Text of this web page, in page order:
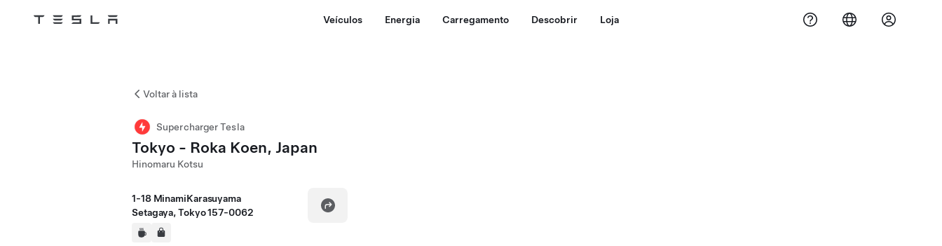
Tesla Veículos Energia Carregamento Descobrir Loja
Voltar à lista
Supercharger Tesla
Tokyo - Roka Koen, Japan
Hinomaru Kotsu
1-18 MinamiKarasuyama
Setagaya, Tokyo 157-0062